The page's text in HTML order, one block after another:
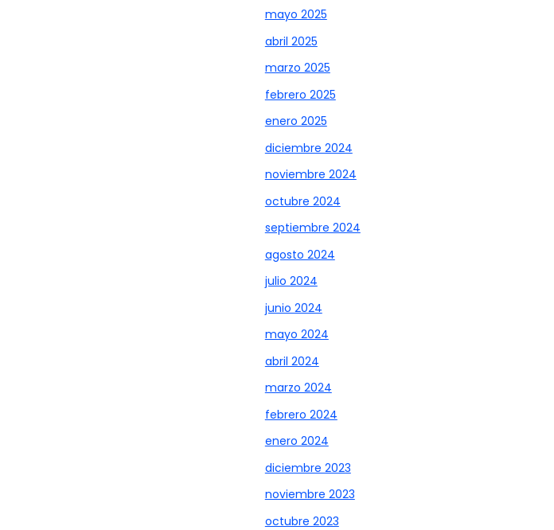
mayo 2025
abril 2025
marzo 2025
febrero 2025
enero 2025
diciembre 2024
noviembre 2024
octubre 2024
septiembre 2024
agosto 2024
julio 2024
junio 2024
mayo 2024
abril 2024
marzo 2024
febrero 2024
enero 2024
diciembre 2023
noviembre 2023
octubre 2023